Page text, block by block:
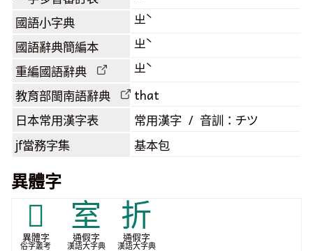
國語小字典 ㄓˋ
國語辭典簡編本 ㄓˋ
重編國語辭典 ㄓˋ
教育部閩南語辭典 that
日本常用漢字表 常用漢字 / 音訓：チツ
jf當務字集 基本包
異體字
𦥏
異體字
俗字叢考
室
通假字
漢語大字典
折
通假字
漢語大字典